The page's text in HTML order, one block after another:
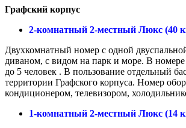
Графский корпус
2-комнатный 2-местный Люкс (40
Двухкомнатный номер с одной
диваном, с видом на парк и море. В номере
до 5 человек . В пользование отдельный
территории Графского корпуса. Номер
кондиционером, телевизором,
1-комнатный 2-местный Люкс (14